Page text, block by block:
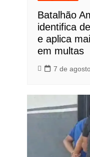
Batalhão
identifica
e aplica
em multas
7 de